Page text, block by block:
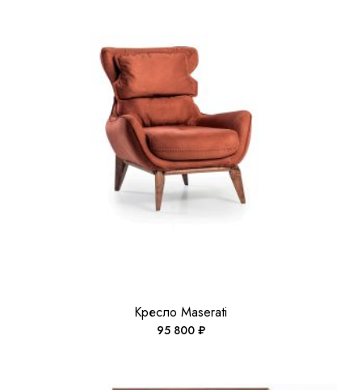
Кресло Maserati
95 800 ₽